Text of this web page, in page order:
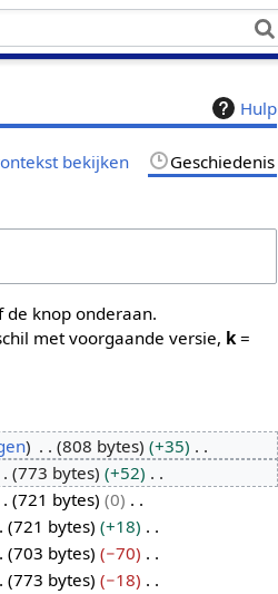
Hulp
bekijken Geschiedenis
de knop onderaan.
met voorgaande versie, k =
808 bytes
+35
773 bytes
+52
721 bytes
0
721 bytes
+18
703 bytes
−70
773 bytes
−18